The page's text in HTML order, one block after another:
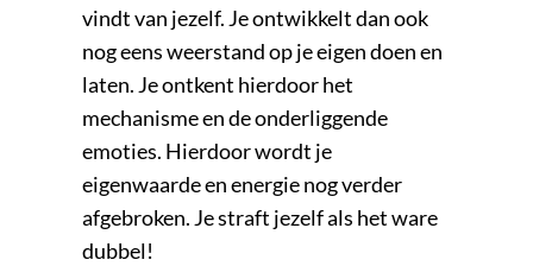
vindt van jezelf. Je ontwikkelt dan ook
nog eens weerstand op je eigen doen en
laten. Je ontkent hierdoor het
mechanisme en de onderliggende
emoties. Hierdoor wordt je
eigenwaarde en energie nog verder
afgebroken. Je straft jezelf als het ware
dubbel!